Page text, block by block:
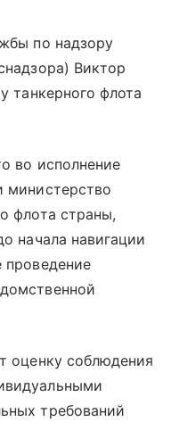
по надзору
Виктор
танкерного флота
во исполнение
министерство
флота страны,
начала навигации
проведение
оценку соблюдения
требований